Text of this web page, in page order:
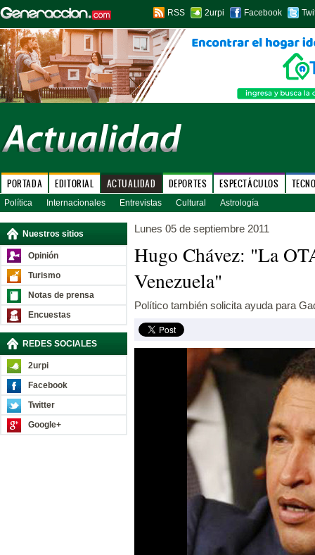
RSS 2urpi Facebook
PORTADA EDITORIAL ACTUALIDAD DEPORTES ESPECTÁCULOS
Política Internacionales Entrevistas Cultural Astrología
Nuestros sitios
Opinión
Turismo
Notas de prensa
Encuestas
REDES SOCIALES
2urpi
Facebook
Twitter
Google+
Lunes 05 de septiembre 2011
Hugo Chávez: "La
Venezuela"
Político también solicita ayuda para